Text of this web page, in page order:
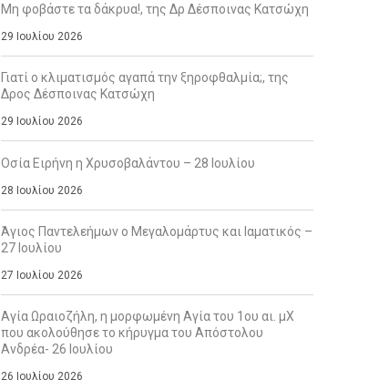
Μη φοβάστε τα δάκρυα!, της Δρ Δέσποινας Κατσώχη
29 Ιουλίου 2026
Γιατί ο κλιματισμός αγαπά την ξηροφθαλμία;, της
Δρος Δέσποινας Κατσώχη
29 Ιουλίου 2026
Οσία Ειρήνη η Χρυσοβαλάντου – 28 Ιουλίου
28 Ιουλίου 2026
Άγιος Παντελεήμων ο Μεγαλομάρτυς και Ιαματικός –
27 Ιουλίου
27 Ιουλίου 2026
Αγία Ωραιοζήλη, η μορφωμένη Αγία του 1ου αι. μΧ
που ακολούθησε το κήρυγμα του Απόστολου
Ανδρέα- 26 Ιουλίου
26 Ιουλίου 2026